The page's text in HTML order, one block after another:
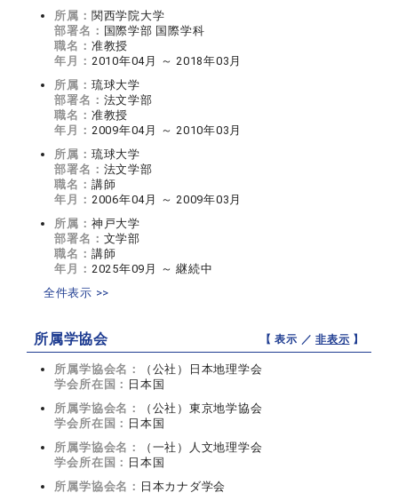
所属： 関西学院大学
部署名： 国際学部 国際学科
職名： 准教授
年月： 2010年04月 ～ 2018年03月
所属： 琉球大学
部署名： 法文学部
職名： 准教授
年月： 2009年04月 ～ 2010年03月
所属： 琉球大学
部署名： 法文学部
職名： 講師
年月： 2006年04月 ～ 2009年03月
所属： 神戸大学
部署名： 文学部
職名： 講師
年月： 2025年09月 ～ 継続中
全件表示 >>
所属学協会 【 表示 ／非表示 】
所属学協会名：
（公社）日本地理学会
学会所在国： 日本国
所属学協会名：
（公社）東京地学協会
学会所在国： 日本国
所属学協会名：
（一社）人文地理学会
学会所在国： 日本国
所属学協会名： 日本カナダ学会